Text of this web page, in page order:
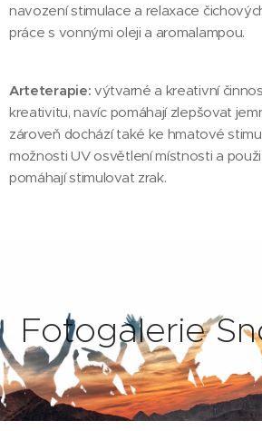
navození stimulace a relaxace
práce s vonnými oleji a aromalampou.
Arteterapie: výtvarné a kreativní
kreativitu, navíc pomáhají zlepšovat
zároveň dochází také ke hmatové
možnosti UV osvětlení místnosti a
pomáhají stimulovat zrak.
Fotogalerie